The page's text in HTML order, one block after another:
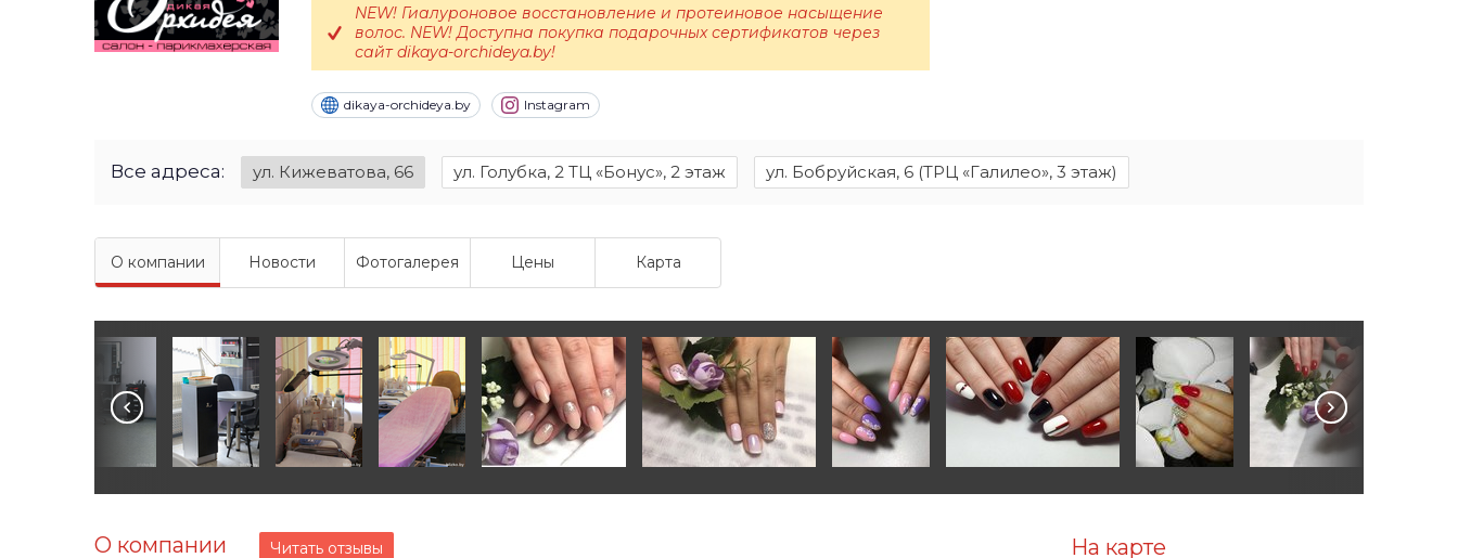
NEW! Гиалуроновое восстановление и протеиновое насыщение
волос. NEW! Доступна покупка подарочных сертификатов через
сайт dikaya-orchideya.by!
dikaya-orchideya.by Instagram
Все адреса: ул. Кижеватова, 66 ул. Голубка, 2 ТЦ «Бонус», 2 этаж ул. Бобруйская, 6 (ТРЦ «Галилео», 3 этаж)
О компании Новости Фотогалерея Цены Карта
О компании Читать отзывы На карте